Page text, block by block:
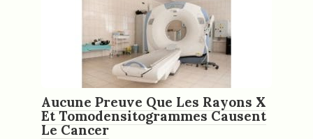
Aucune Preuve Que Les Rayons X
Et Tomodensitogrammes Causent
Le Cancer